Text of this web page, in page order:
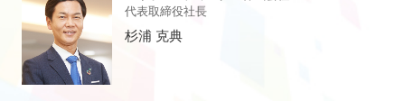
代表取締役社長
杉浦 克典